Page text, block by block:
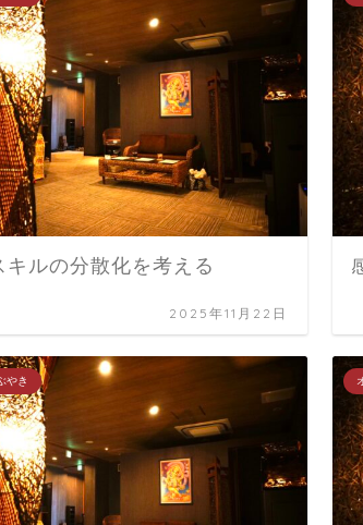
キルの分散化を考える
2025年11月22日
やき